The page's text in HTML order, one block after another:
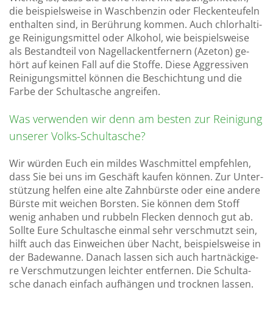
die bei­spiels­wei­se in Wasch­ben­zin oder Fle­cken­teu­feln
ent­hal­ten sind, in Be­rüh­rung kom­men. Auch chlor­hal­ti­
ge Rei­ni­gungs­mit­tel oder Al­ko­hol, wie bei­spiels­wei­se
als Be­stand­teil von Na­gel­la­ckent­fer­nern (Aze­ton) ge­
hört auf kei­nen Fall auf die Stof­fe. Diese Ag­gres­si­ven
Rei­ni­gungs­mit­tel kön­nen die Be­schich­tung und die
Farbe der Schul­ta­sche an­grei­fen.
Was ver­wen­den wir denn am bes­ten zur Rei­ni­gung
un­se­rer Volks-Schul­ta­sche?
Wir wür­den Euch ein mil­des Wasch­mit­tel emp­feh­len,
dass Sie bei uns im Ge­schäft kau­fen kön­nen. Zur Un­ter­
stüt­zung hel­fen eine alte Zahn­bürs­te oder eine an­de­re
Bürs­te mit wei­chen Bors­ten. Sie kön­nen dem Stoff
wenig an­ha­ben und rub­beln Fle­cken den­noch gut ab.
Soll­te Eure Schul­ta­sche ein­mal sehr ver­schmutzt sein,
hilft auch das Ein­wei­chen über Nacht, bei­spiels­wei­se in
der Ba­de­wan­ne. Da­nach las­sen sich auch hart­nä­cki­ge­
re Ver­schmut­zun­gen leich­ter ent­fer­nen. Die Schul­ta­
sche da­nach ein­fach auf­hän­gen und trock­nen las­sen.